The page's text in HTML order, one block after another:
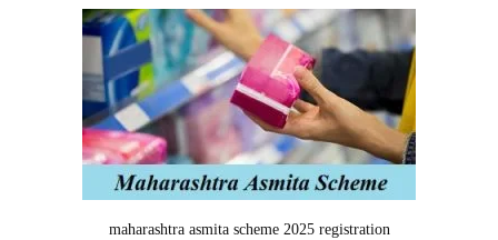
maharashtra asmita scheme 2025 registration